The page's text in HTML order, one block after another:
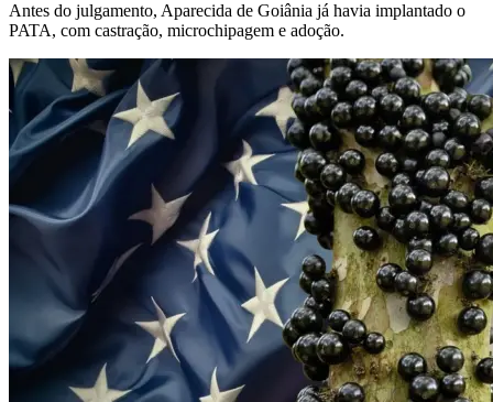
Antes do julgamento, Aparecida de Goiânia já havia implantado o
PATA, com castração, microchipagem e adoção.